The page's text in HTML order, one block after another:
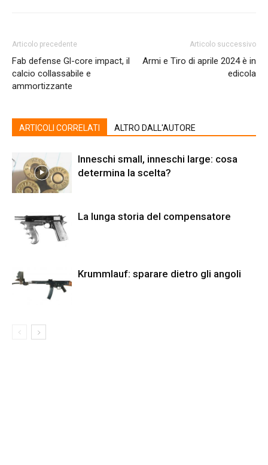
Articolo precedente
Fab defense Gl-core impact, il
calcio collassabile e
ammortizzante
Articolo successivo
Armi e Tiro di aprile 2024 è in
edicola
ARTICOLI CORRELATI ALTRO DALL'AUTORE
Inneschi small, inneschi large: cosa
determina la scelta?
La lunga storia del compensatore
Krummlauf: sparare dietro gli angoli